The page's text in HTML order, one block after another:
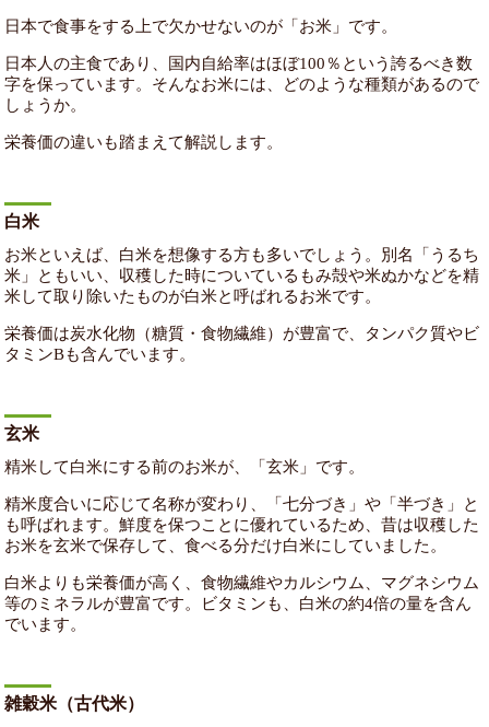
日本で食事をする上で欠かせないのが「お米」です。
日本人の主食であり、国内自給率はほぼ100％という誇るべき数
字を保っています。そんなお米には、どのような種類があるので
しょうか。
栄養価の違いも踏まえて解説します。
白米
お米といえば、白米を想像する方も多いでしょう。別名「うるち
米」ともいい、収穫した時についているもみ殻や米ぬかなどを精
米して取り除いたものが白米と呼ばれるお米です。
栄養価は炭水化物（糖質・食物繊維）が豊富で、タンパク質やビ
タミンBも含んでいます。
玄米
精米して白米にする前のお米が、「玄米」です。
精米度合いに応じて名称が変わり、「七分づき」や「半づき」と
も呼ばれます。鮮度を保つことに優れているため、昔は収穫した
お米を玄米で保存して、食べる分だけ白米にしていました。
白米よりも栄養価が高く、食物繊維やカルシウム、マグネシウム
等のミネラルが豊富です。ビタミンも、白米の約4倍の量を含ん
でいます。
雑穀米（古代米）